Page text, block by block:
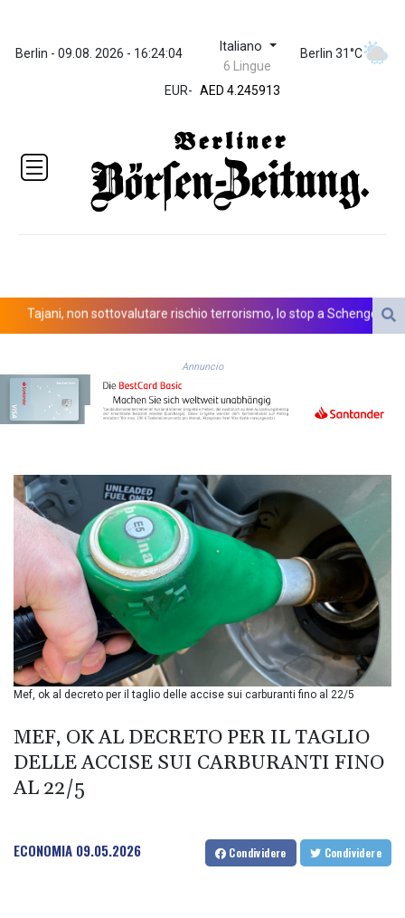
Berlin - 09.08. 2026 - 16:24:04 Italiano
6 Lingue
Berlin 31°C
EUR-
ZWL 372.275202
AED 4.245913
AED 4.245913
ALL 93.218842
AMD
422.094755
AOA
1060.176801
AZN 1.97002
BDT 142.688227
BIF 3451.157116
BRL 5.876989
BSD 1.152686
BTN 109.688637
BWP 15.558807
BYN 3.432357
22660.258427
BZD 2.318271
CAD 1.612983
2615.761404
CLF 0.026829
CLP
1055.916879
CRC 523.993489
CUC 1.156136
Tajani, non sottovalutare rischio terrorismo, lo stop a Schengen resta
Annuncio
Mef, ok al decreto per il taglio delle accise sui carburanti fino al 22/5
MEF, OK AL DECRETO PER IL TAGLIO
DELLE ACCISE SUI CARBURANTI FINO
AL 22/5
ECONOMIA 09.05.2026 Condividere Condividere